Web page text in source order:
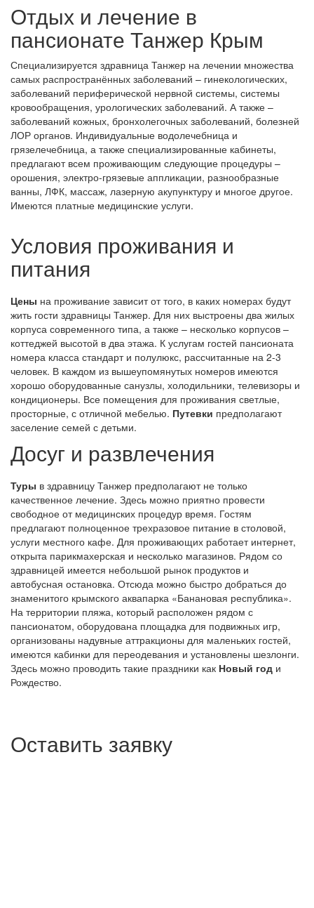
Отдых и лечение в
пансионате Танжер Крым
Специализируется здравница Танжер на лечении множества
самых распространённых заболеваний – гинекологических,
заболеваний периферической нервной системы, системы
кровообращения, урологических заболеваний. А также –
заболеваний кожных, бронхолегочных заболеваний, болезней
ЛОР органов. Индивидуальные водолечебница и
грязелечебница, а также специализированные кабинеты,
предлагают всем проживающим следующие процедуры –
орошения, электро-грязевые аппликации, разнообразные
ванны, ЛФК, массаж, лазерную акупунктуру и многое другое.
Имеются платные медицинские услуги.
Условия проживания и
питания
Цены на проживание зависит от того, в каких номерах будут
жить гости здравницы Танжер. Для них выстроены два жилых
корпуса современного типа, а также – несколько корпусов –
коттеджей высотой в два этажа. К услугам гостей пансионата
номера класса стандарт и полулюкс, рассчитанные на 2-3
человек. В каждом из вышеупомянутых номеров имеются
хорошо оборудованные санузлы, холодильники, телевизоры и
кондиционеры. Все помещения для проживания светлые,
просторные, с отличной мебелью. Путевки предполагают
заселение семей с детьми.
Досуг и развлечения
Туры в здравницу Танжер предполагают не только
качественное лечение. Здесь можно приятно провести
свободное от медицинских процедур время. Гостям
предлагают полноценное трехразовое питание в столовой,
услуги местного кафе. Для проживающих работает интернет,
открыта парикмахерская и несколько магазинов. Рядом со
здравницей имеется небольшой рынок продуктов и
автобусная остановка. Отсюда можно быстро добраться до
знаменитого крымского аквапарка «Банановая республика».
На территории пляжа, который расположен рядом с
пансионатом, оборудована площадка для подвижных игр,
организованы надувные аттракционы для маленьких гостей,
имеются кабинки для переодевания и установлены шезлонги.
Здесь можно проводить такие праздники как Новый год и
Рождество.
Оставить заявку